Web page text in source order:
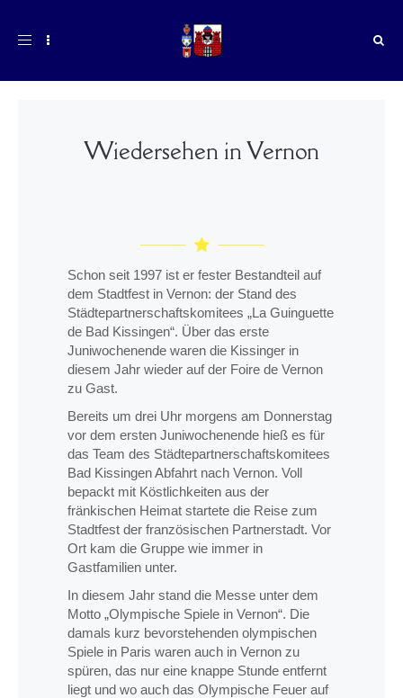
Toggle
Wiedersehen in Vernon
Schon seit 1997 ist er fester Bestandteil auf
dem Stadtfest in Vernon: der Stand des
Städtepartnerschaftskomitees „La Guinguette
de Bad Kissingen“. Über das erste
Juniwochenende waren die Kissinger in
diesem Jahr wieder auf der Foire de Vernon
zu Gast.
Bereits um drei Uhr morgens am Donnerstag
vor dem ersten Juniwochenende hieß es für
das Team des Städtepartnerschaftskomitees
Bad Kissingen Abfahrt nach Vernon. Voll
bepackt mit Köstlichkeiten aus der
fränkischen Heimat startete die Reise zum
Stadtfest der französischen Partnerstadt. Vor
Ort kam die Gruppe wie immer in
Gastfamilien unter.
In diesem Jahr stand die Messe unter dem
Motto „Olympische Spiele in Vernon“. Die
damals kurz bevorstehenden olympischen
Spiele in Paris waren auch in Vernon zu
spüren, das nur eine knappe Stunde entfernt
liegt und wo auch das Olympische Feuer auf